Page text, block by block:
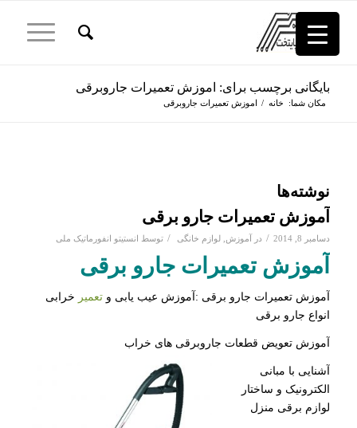
بایگانی برچسب برای: اموزش تعمیرات جاروبرقی
مکان شما: خانه / اموزش تعمیرات جاروبرقی
نوشته‌ها
آموزش تعمیرات جارو برقی
دسامبر 8, 2014 / در آموزش لوازم خانگی / توسط انستیتو انفورماتیک ملی
آموزش تعمیرات جارو برقی
آموزش تعمیرات جارو برقی :آموزش عیب یابی و تعمیر خرابی
انواع جارو برقی
آموزش تعویض قطعات جاروبرقی های خراب
آشنایی با مبانی
الکترونیک و ساختار
لوازم برقی منزل